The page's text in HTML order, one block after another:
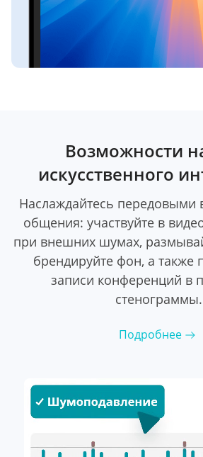
Возможности
искусственного
Наслаждайтесь передовыми
общения: участвуйте в
при внешних шумах,
брендируйте фон, а также
записи конференций в
стенограммы.
Подробнее